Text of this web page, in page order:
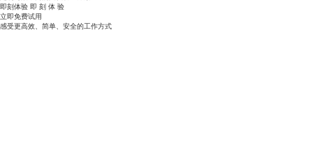
即刻体验 即 刻 体 验
立即免费试用
感受更高效、简单、安全的工作方式